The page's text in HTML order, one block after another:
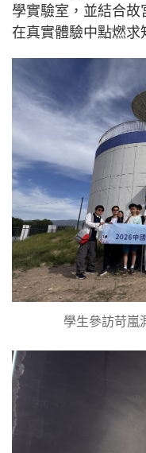
學實驗室，並結合故
在真實體驗中點燃求
學生參訪苛嵐